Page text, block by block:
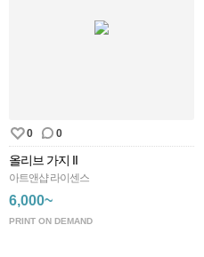
0 0
올리브 가지 II
아트앤샵 라이센스
6,000~
PRINT ON DEMAND